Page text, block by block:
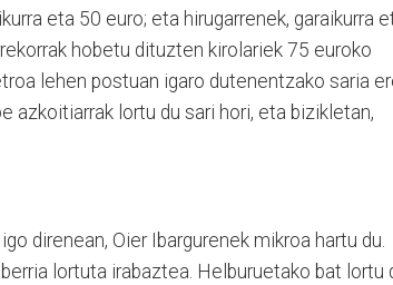
eta 50 euro; eta hirugarrenek, garaikurra
hobetu dituzten kirolariek 75 euroko
lehen postuan igaro dutenentzako saria
azkoitiarrak lortu du sari hori, eta bizikletan,
direnean, Oier Ibargurenek mikroa hartu du.
lortuta irabaztea. Helburuetako bat lortu